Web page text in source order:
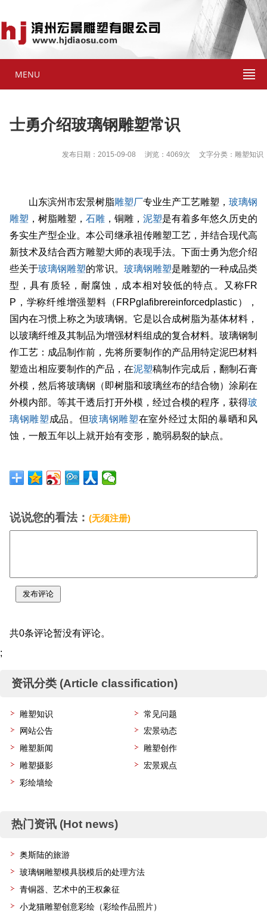
MENU
士勇介绍玻璃钢雕塑常识
发布日期：2015-09-08 浏览：4069次 文字分类：雕塑知识
山东滨州市宏景树脂雕塑厂专业生产工艺雕塑， 玻璃钢
雕塑 ，树脂雕塑， 石雕 ，铜雕， 泥塑是有着多年悠久历史的
务实生产型企业。本公司继承祖传雕塑工艺，并结合现代高
新技术及结合西方雕塑大师的表现手法。下面士勇为您介绍
些关于玻璃钢雕塑的常识。 玻璃钢雕塑是雕塑的一种成品类
型，具有质轻，耐腐蚀，成本相对较低的特点。又称FR
P，学称纤维增强塑料（FRPglafibrereinforcedplastic），
国内在习惯上称之为玻璃钢。它是以合成树脂为基体材料，
以玻璃纤维及其制品为增强材料组成的复合材料。玻璃钢制
作工艺：成品制作前，先将所要制作的产品用特定泥巴材料
塑造出相应要制作的产品，在泥塑稿制作完成后，翻制石膏
外模，然后将玻璃钢（即树脂和玻璃丝布的结合物）涂刷在
外模内部。等其干透后打开外模，经过合模的程序，获得玻
璃钢雕塑 成品。但玻璃钢雕塑在室外经过太阳的暴晒和风
蚀，一般五年以上就开始有变形，脆弱易裂的缺点。
说说您的看法： (无须注册)
共0条评论暂没有评论。
;
资讯分类 (Article classification)
雕塑知识
常见问题
网站公告
宏景动态
雕塑新闻
雕塑创作
雕塑摄影
宏景观点
彩绘墙绘
热门资讯 (Hot news)
奥斯陆的旅游
玻璃钢雕塑模具脱模后的处理方法
青铜器、艺术中的王权象征
小龙猫雕塑创意彩绘（彩绘作品照片）